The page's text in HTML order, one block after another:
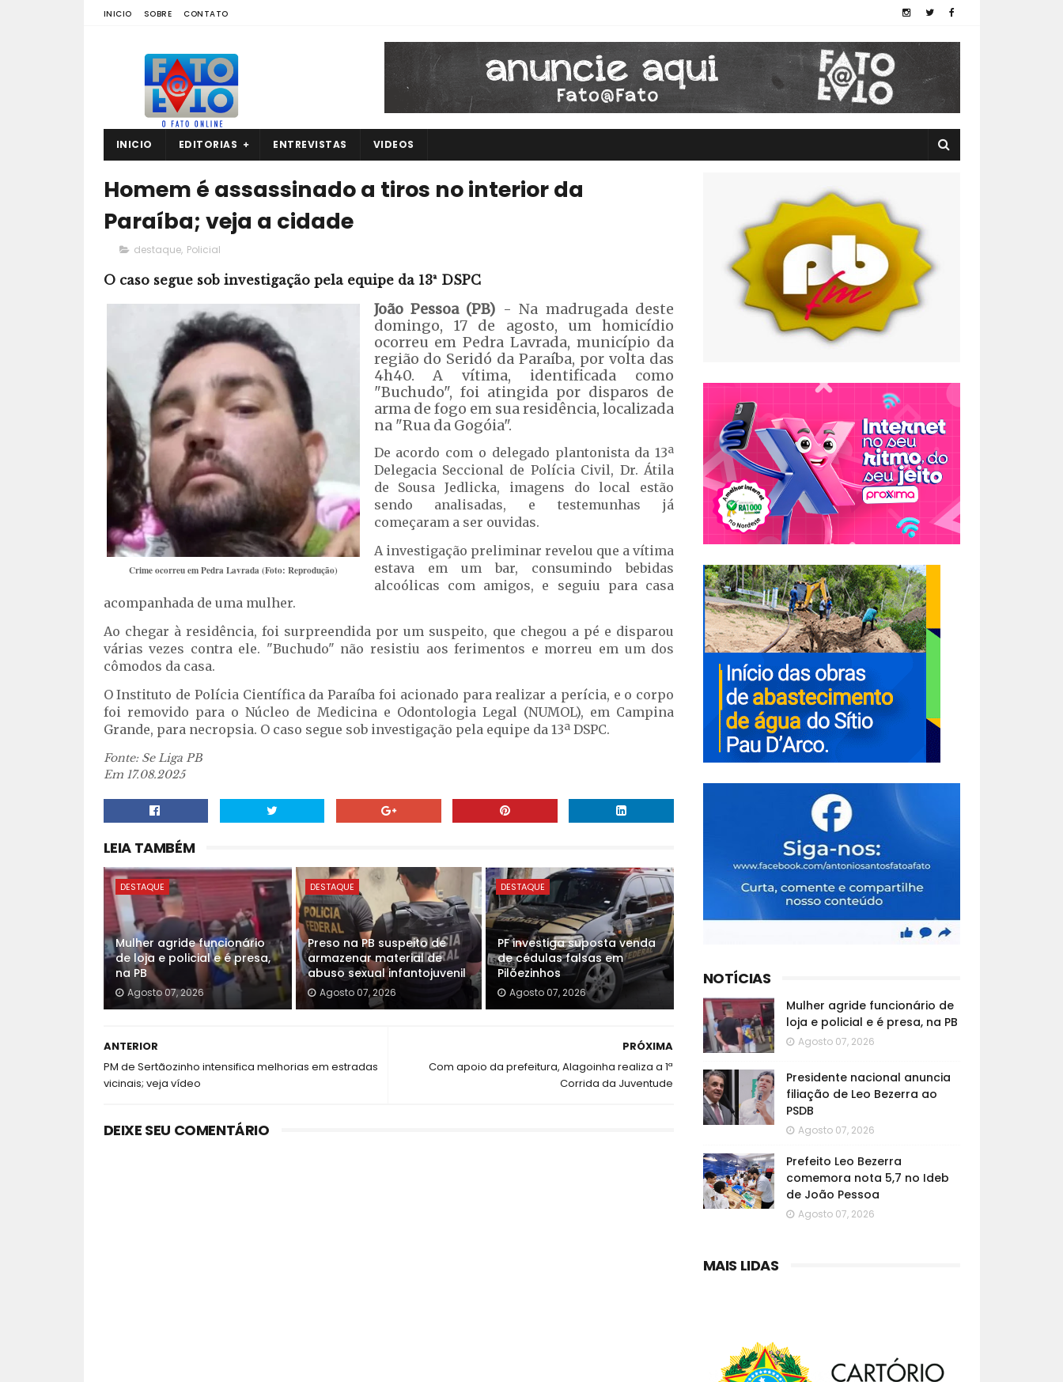
INICIO SOBRE CONTATO
INICIO EDITORIAS ENTREVISTAS VIDEOS
Homem é assassinado a tiros no interior da
Paraíba; veja a cidade
destaque, Policial
O caso segue sob investigação pela equipe da 13ª DSPC
Crime ocorreu em Pedra Lavrada (Foto: Reprodução)
João Pessoa (PB) - Na madrugada deste
domingo, 17 de agosto, um homicídio
ocorreu em Pedra Lavrada, município da
região do Seridó da Paraíba, por volta das
4h40. A vítima, identificada como
"Buchudo", foi atingida por disparos de
arma de fogo em sua residência, localizada
na "Rua da Gogóia".
De acordo com o delegado plantonista da 13ª
Delegacia Seccional de Polícia Civil, Dr. Átila
de Sousa Jedlicka, imagens do local estão
sendo analisadas, e testemunhas já
começaram a ser ouvidas.
A investigação preliminar revelou que a vítima
estava em um bar, consumindo bebidas
alcoólicas com amigos, e seguiu para casa
acompanhada de uma mulher.
Ao chegar à residência, foi surpreendida por um suspeito, que chegou a pé e disparou
várias vezes contra ele. "Buchudo" não resistiu aos ferimentos e morreu em um dos
cômodos da casa.
O Instituto de Polícia Científica da Paraíba foi acionado para realizar a perícia, e o corpo
foi removido para o Núcleo de Medicina e Odontologia Legal (NUMOL), em Campina
Grande, para necropsia. O caso segue sob investigação pela equipe da 13ª DSPC.
Fonte: Se Liga PB
Em 17.08.2025
LEIA TAMBÉM
DESTAQUE
Mulher agride funcionário
de loja e policial e é presa,
na PB
Agosto 07, 2026
DESTAQUE
Preso na PB suspeito de
armazenar material de
abuso sexual infantojuvenil
Agosto 07, 2026
DESTAQUE
PF investiga suposta venda
de cédulas falsas em
Pilõezinhos
Agosto 07, 2026
PRÓXIMA
Com apoio da prefeitura, Alagoinha realiza a 1ª
Corrida da Juventude
ANTERIOR
PM de Sertãozinho intensifica melhorias em estradas
vicinais; veja vídeo
DEIXE SEU COMENTÁRIO
NOTÍCIAS
Mulher agride funcionário de
loja e policial e é presa, na PB
Agosto 07, 2026
Presidente nacional anuncia
filiação de Leo Bezerra ao
PSDB
Agosto 07, 2026
Prefeito Leo Bezerra
comemora nota 5,7 no Ideb
de João Pessoa
Agosto 07, 2026
MAIS LIDAS